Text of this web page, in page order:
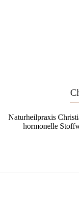
Naturheilpraxis
hormonelle